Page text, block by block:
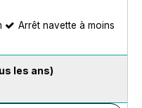
Arrêt navette à moins
les ans)